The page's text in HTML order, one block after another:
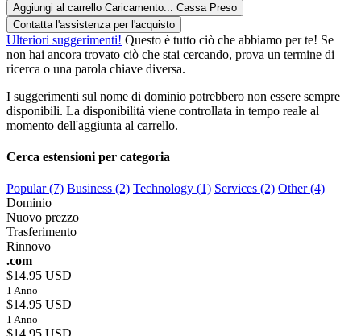
Aggiungi al carrello Caricamento... Cassa Preso
Contatta l'assistenza per l'acquisto
Ulteriori suggerimenti! Questo è tutto ciò che abbiamo per te! Se
non hai ancora trovato ciò che stai cercando, prova un termine di
ricerca o una parola chiave diversa.
I suggerimenti sul nome di dominio potrebbero non essere sempre
disponibili. La disponibilità viene controllata in tempo reale al
momento dell'aggiunta al carrello.
Cerca estensioni per categoria
Popular (7) Business (2) Technology (1) Services (2) Other (4)
Dominio
Nuovo prezzo
Trasferimento
Rinnovo
.com
$14.95 USD
1 Anno
$14.95 USD
1 Anno